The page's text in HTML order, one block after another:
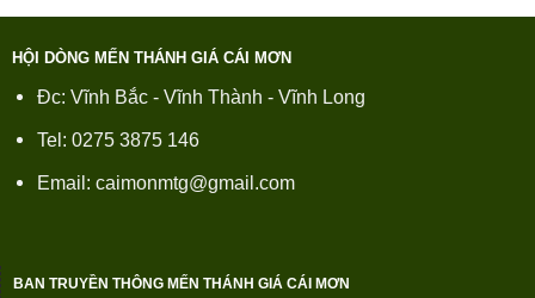
HỘI DÒNG MẾN THÁNH GIÁ CÁI MƠN
Đc: Vĩnh Bắc - Vĩnh Thành - Vĩnh Long
Tel: 0275 3875 146
Email: caimonmtg@gmail.com
BAN TRUYỀN THÔNG MẾN THÁNH GIÁ CÁI MƠN